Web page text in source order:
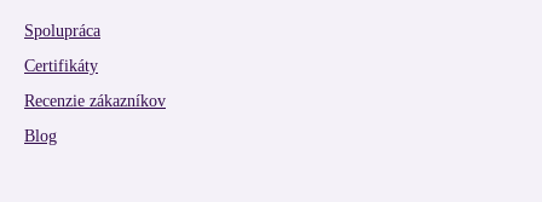
Spolupráca
Certifikáty
Recenzie zákazníkov
Blog